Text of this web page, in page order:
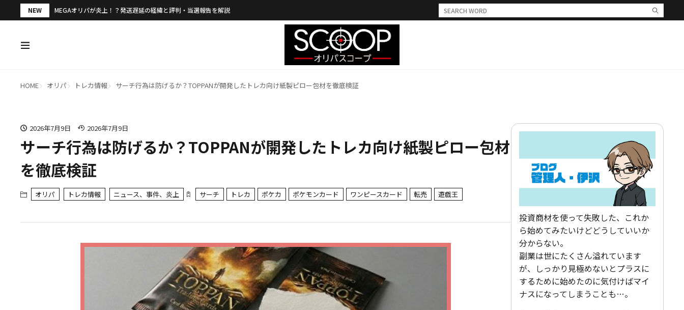
NEW MEGAオリパが炎上！？発送遅延の経緯と評判・当選報告を解説
HOME オリパ トレカ情報 サーチ行為は防げるか？TOPPANが開発したトレカ向け紙製ピロー包材を徹底検証
2026年7月9日 2026年7月9日
サーチ行為は防げるか？TOPPANが開発したトレカ向け紙製ピロー包材
を徹底検証
オリパ トレカ情報 ニュース、事件、炎上 サーチ トレカ ポケカ ポケモンカード ワンピースカード 転売 遊戯王
投資商材を使って失敗した、これか
ら始めてみたいけどどうしていいか
分からない。
副業は世にたくさん溢れています
が、しっかり見極めないとプラスに
するために始めたのに気付けばマイ
ナスになってしまうことも…。